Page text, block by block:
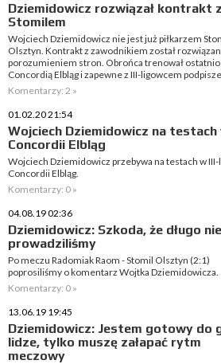
Dziemidowicz rozwiązał kontrakt
Stomilem
Wojciech Dziemidowicz nie jest już piłkarzem
Olsztyn. Kontrakt z zawodnikiem został
porozumieniem stron. Obrońca trenował ostatnio
Concordią Elbląg i zapewne z III-ligowcem
Komentarzy: 2 »
01.02.20 21:54
Wojciech Dziemidowicz na testach
Concordii Elbląg
Wojciech Dziemidowicz przebywa na testach w
Concordii Elbląg.
Komentarzy: 0 »
04.08.19 02:36
Dziemidowicz: Szkoda, że długo nie
prowadziliśmy
Po meczu Radomiak Raom - Stomil Olsztyn (2:1)
poprosiliśmy o komentarz Wojtka Dziemidowicza.
Komentarzy: 0 »
13.06.19 19:45
Dziemidowicz: Jestem gotowy do
lidze, tylko muszę załapać rytm
meczowy